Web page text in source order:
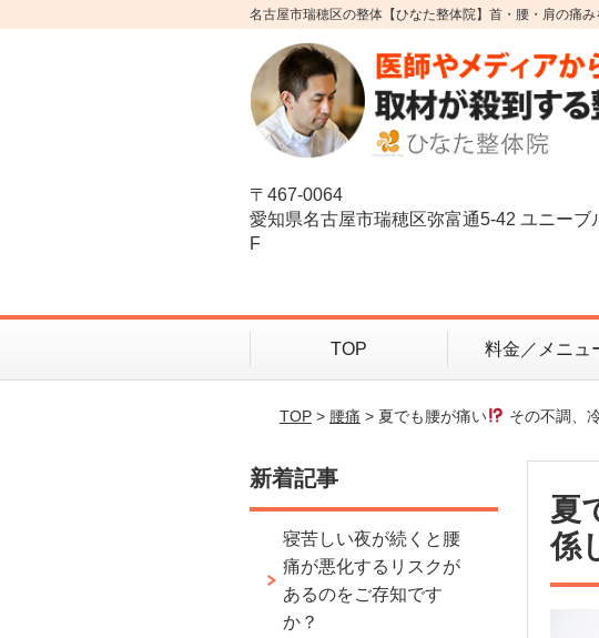
名古屋市瑞穂区の整体【ひなた整体院】首・腰・肩の痛み
〒467-0064
愛知県名古屋市瑞穂区弥富通5-42 ユニーブ
F
TOP 料金／メニュ
TOP> 腰痛 > 夏でも腰が痛い その不調、
夏
係
新着記事
寝苦しい夜が続くと腰
痛が悪化するリスクが
あるのをご存知です
か？